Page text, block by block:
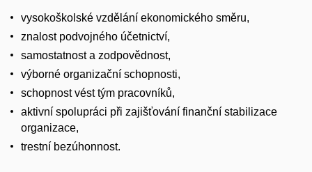
vysokoškolské vzdělání ekonomického směru,
znalost podvojného účetnictví,
samostatnost a zodpovědnost,
výborné organizační schopnosti,
schopnost vést tým pracovníků,
aktivní spolupráci při zajišťování finanční stabilizace
organizace,
trestní bezúhonnost.